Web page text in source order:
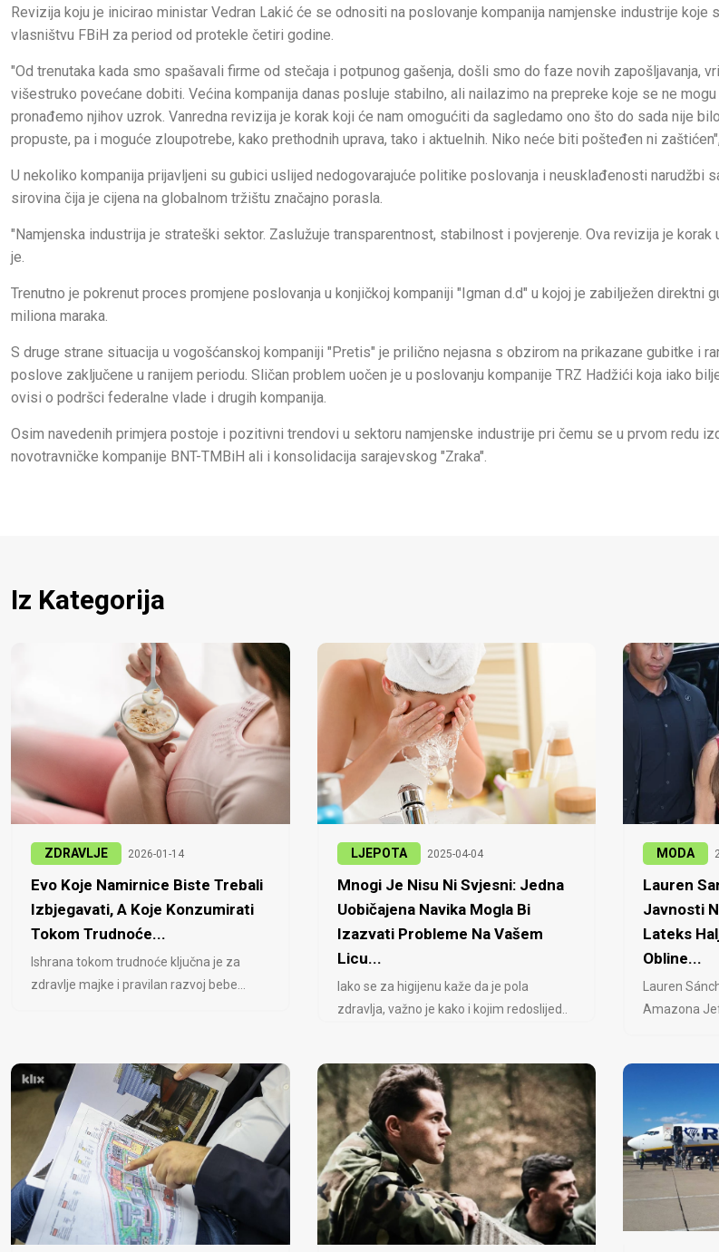
Revizija koju je inicirao ministar Vedran Lakić će se odnositi na poslovanje kompanija namjenske industrije koje
vlasništvu FBiH za period od protekle četiri godine.
"Od trenutaka kada smo spašavali firme od stečaja i potpunog gašenja, došli smo do faze novih zapošljavanja,
višestruko povećane dobiti. Većina kompanija danas posluje stabilno, ali nailazimo na prepreke koje se ne
pronađemo njihov uzrok. Vanredna revizija je korak koji će nam omogućiti da sagledamo ono što do sada nije
propuste, pa i moguće zloupotrebe, kako prethodnih uprava, tako i aktuelnih. Niko neće biti pošteđen ni
U nekoliko kompanija prijavljeni su gubici uslijed nedogovarajuće politike poslovanja i neusklađenosti narudžbi
sirovina čija je cijena na globalnom tržištu značajno porasla.
"Namjenska industrija je strateški sektor. Zaslužuje transparentnost, stabilnost i povjerenje. Ova revizija je korak
je.
Trenutno je pokrenut proces promjene poslovanja u konjičkoj kompaniji "Igman d.d" u kojoj je zabilježen direktni
miliona maraka.
S druge strane situacija u vogošćanskoj kompaniji "Pretis" je prilično nejasna s obzirom na prikazane gubitke i
poslove zaključene u ranijem periodu. Sličan problem uočen je u poslovanju kompanije TRZ Hadžići koja iako
ovisi o podršci federalne vlade i drugih kompanija.
Osim navedenih primjera postoje i pozitivni trendovi u sektoru namjenske industrije pri čemu se u prvom redu
novotravničke kompanije BNT-TMBiH ali i konsolidacija sarajevskog "Zraka".
Iz Kategorija
ZDRAVLJE 2026-01-14
Evo Koje Namirnice Biste Trebali
Izbjegavati, A Koje Konzumirati
Tokom Trudnoće...
Ishrana tokom trudnoće ključna je za
zdravlje majke i pravilan razvoj bebe...
LJEPOTA 2025-04-04
Mnogi Je Nisu Ni Svjesni: Jedna
Uobičajena Navika Mogla Bi
Izazvati Probleme Na Vašem
Licu...
Iako se za higijenu kaže da je pola
zdravlja, važno je kako i kojim redoslijed..
MODA
Lauren
Javnosti
Lateks
Obline...
Lauren
Amazona